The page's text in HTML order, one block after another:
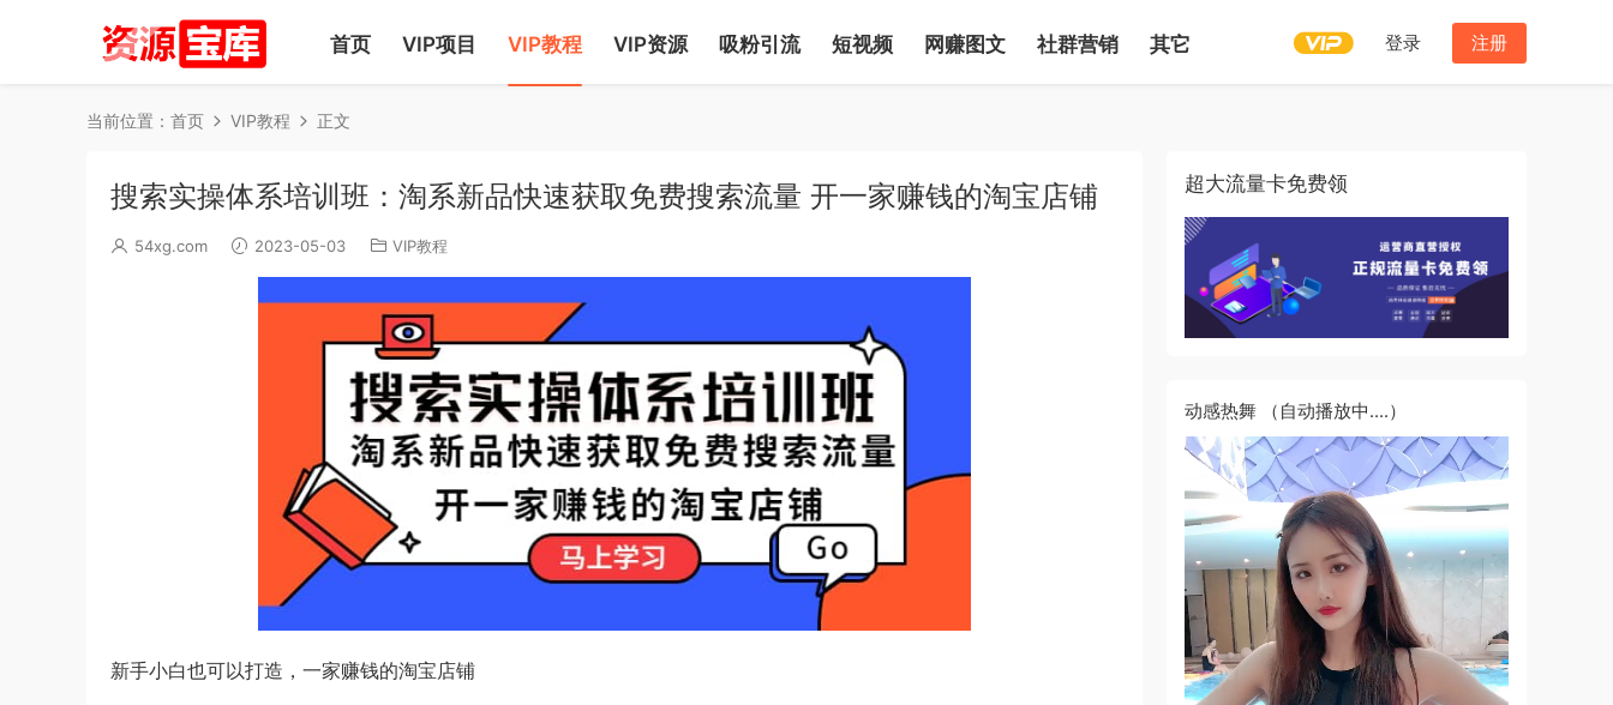
首页 VIP项目 VIP教程 VIP资源 吸粉引流 短视频 网赚图文 社群营销 其它 登录 注册
当前位置： 首页 VIP教程 正文
搜索实操体系培训班：淘系新品快速获取免费搜索流量 开一家赚钱的淘宝店铺
54xg.com 2023-05-03 VIP教程
新手小白也可以打造，一家赚钱的淘宝店铺
超大流量卡免费领
动感热舞 （自动播放中....）